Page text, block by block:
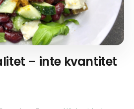
– inte kvantitet